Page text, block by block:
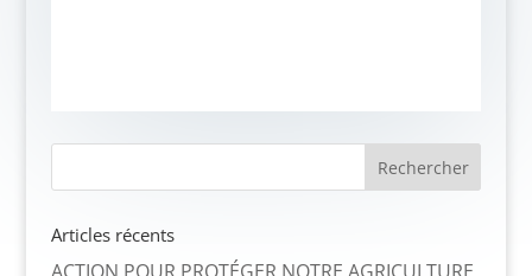
Articles récents